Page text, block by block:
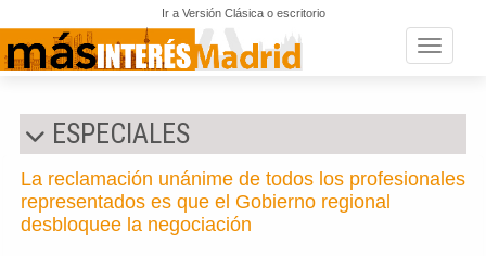
Ir a Versión Clásica o escritorio
Toggle
ESPECIALES
La reclamación unánime de todos los profesionales
representados es que el Gobierno regional
desbloquee la negociación